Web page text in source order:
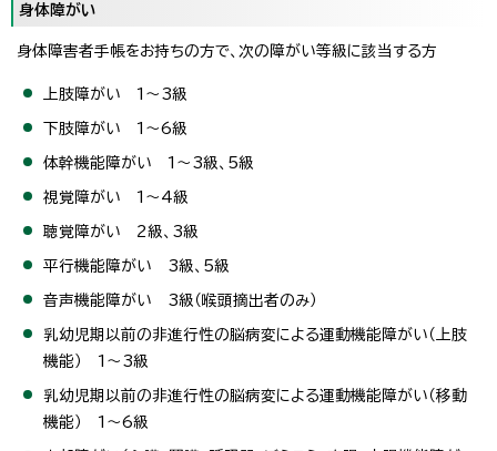
身体障がい
身体障害者手帳をお持ちの方で、次の障がい等級に該当する方
上肢障がい 1～3級
下肢障がい 1～6級
体幹機能障がい 1～3級、5級
視覚障がい 1～4級
聴覚障がい 2級、3級
平行機能障がい 3級、5級
音声機能障がい 3級（喉頭摘出者のみ）
乳幼児期以前の非進行性の脳病変による運動機能障がい（上肢
機能） 1～3級
乳幼児期以前の非進行性の脳病変による運動機能障がい（移動
機能） 1～6級